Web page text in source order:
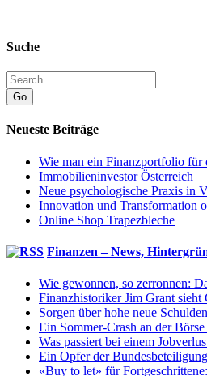
Suche
Go
Neueste Beiträge
Wie man ein Finanzportfolio für
Immobilieninvestor Österreich
Neue psychologische Praxis in
Innovation und Transformation
Online Shop Trapezbleche
Finanzen – News,
Wie gewonnen, so zerronnen:
Finanzhistoriker Jim Grant sieht
Sorgen über hohe neue
Ein Sommer-Crash an der
Was passiert bei einem
Ein Opfer der
«Buy to let» für